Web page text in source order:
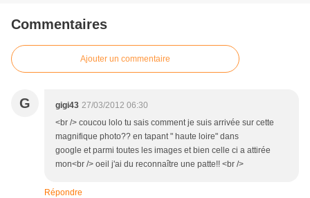
Commentaires
Ajouter un commentaire
G gigi43 27/03/2012 06:30
<br /> coucou lolo tu sais comment je suis arrivée sur cette
magnifique photo?? en tapant " haute loire" dans
google et parmi toutes les images et bien celle ci a attirée
mon<br /> oeil j'ai du reconnaître une patte!! <br />
Répondre